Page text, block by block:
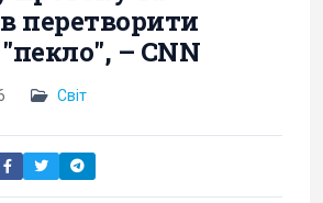
перетворити
– CNN
Світ